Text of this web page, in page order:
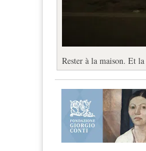
Rester à la maison. Et